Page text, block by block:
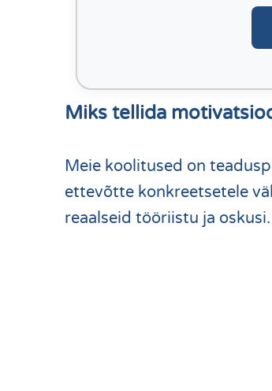
Miks tellida
Meie koolitused on
ettevõtte konkreetsetele
reaalseid tööriistu ja